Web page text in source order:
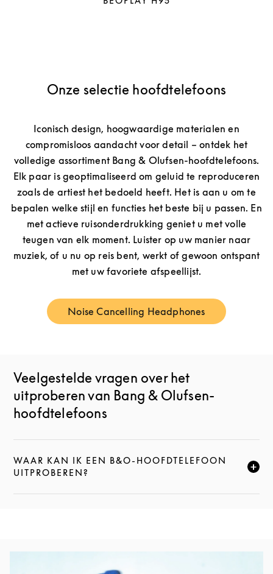
Onze selectie hoofdtelefoons
Iconisch design, hoogwaardige materialen en
compromisloos aandacht voor detail – ontdek het
volledige assortiment Bang & Olufsen-hoofdtelefoons.
Elk paar is geoptimaliseerd om geluid te reproduceren
zoals de artiest het bedoeld heeft. Het is aan u om te
bepalen welke stijl en functies het beste bij u passen. En
met actieve ruisonderdrukking geniet u met volle
teugen van elk moment. Luister op uw manier naar
muziek, of u nu op reis bent, werkt of gewoon ontspant
met uw favoriete afspeellijst.
Noise Cancelling Headphones
Link Opens in New Tab
Veelgestelde vragen over het
uitproberen van Bang & Olufsen-
hoofdtelefoons
WAAR KAN IK EEN B&O-HOOFDTELEFOON
UITPROBEREN?
KLIK HIER OM DEZE BESCHRIJVING UIT TE